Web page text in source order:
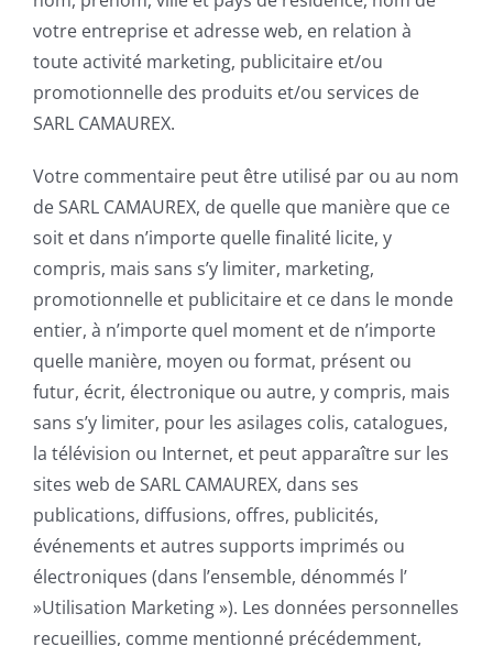
votre entreprise et adresse web, en relation à
toute activité marketing, publicitaire et/ou
promotionnelle des produits et/ou services de
SARL CAMAUREX.
Votre commentaire peut être utilisé par ou au nom
de SARL CAMAUREX, de quelle que manière que ce
soit et dans n’importe quelle finalité licite, y
compris, mais sans s’y limiter, marketing,
promotionnelle et publicitaire et ce dans le monde
entier, à n’importe quel moment et de n’importe
quelle manière, moyen ou format, présent ou
futur, écrit, électronique ou autre, y compris, mais
sans s’y limiter, pour les asilages colis, catalogues,
la télévision ou Internet, et peut apparaître sur les
sites web de SARL CAMAUREX, dans ses
publications, diffusions, offres, publicités,
événements et autres supports imprimés ou
électroniques (dans l’ensemble, dénommés l’
»Utilisation Marketing »). Les données personnelles
recueillies, comme mentionné précédemment,